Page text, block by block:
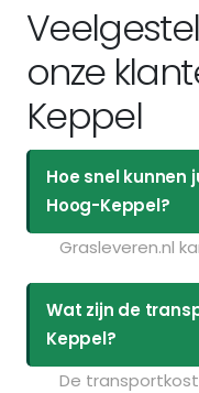
onze
Keppel
Hoe snel kunnen
Hoog-Keppel?
Wat zijn de
Keppel?